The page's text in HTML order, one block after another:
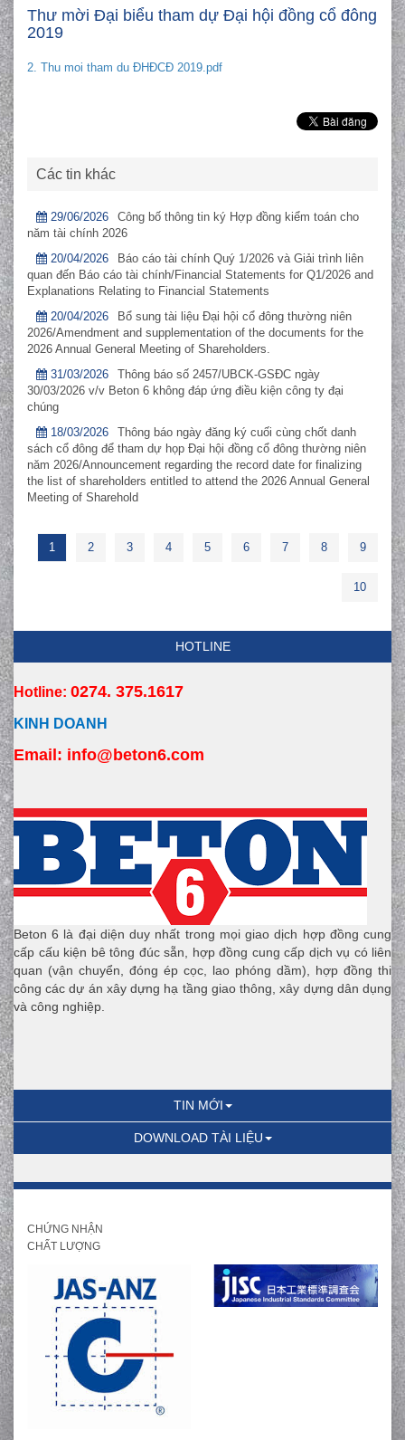
Thư mời Đại biểu tham dự Đại hội đồng cổ đông
2019
2. Thu moi tham du ĐHĐCĐ 2019.pdf
Các tin khác
29/06/2026
Công bố thông tin ký Hợp đồng kiểm toán cho
năm tài chính 2026
20/04/2026
Báo cáo tài chính Quý 1/2026 và Giải trình liên
quan đến Báo cáo tài chính/Financial Statements for Q1/2026 and
Explanations Relating to Financial Statements
20/04/2026
Bổ sung tài liệu Đại hội cổ đông thường niên
2026/Amendment and supplementation of the documents for the
2026 Annual General Meeting of Shareholders.
31/03/2026
Thông báo số 2457/UBCK-GSĐC ngày
30/03/2026 v/v Beton 6 không đáp ứng điều kiện công ty đại
chúng
18/03/2026
Thông báo ngày đăng ký cuối cùng chốt danh
sách cổ đông để tham dự họp Đại hội đồng cổ đông thường niên
năm 2026/Announcement regarding the record date for finalizing
the list of shareholders entitled to attend the 2026 Annual General
Meeting of Sharehold
1 2 3 4 5 6 7 8 9
10
HOTLINE
Hotline: 0274. 375.1617
KINH DOANH
Email: info@beton6.com
Beton 6 là đại diện duy nhất trong mọi giao dịch hợp đồng cung
cấp cấu kiện bê tông đúc sẵn, hợp đồng cung cấp dịch vụ có liên
quan (vận chuyển, đóng ép cọc, lao phóng dầm), hợp đồng thi
công các dự án xây dựng hạ tầng giao thông, xây dựng dân dụng
và công nghiệp.
TIN MỚI
DOWNLOAD TÀI LIỆU
CHỨNG NHẬN
CHẤT LƯỢNG